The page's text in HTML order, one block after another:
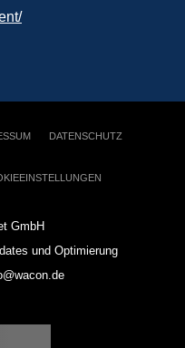
DATENSCHUTZ
GmbH
und Optimierung